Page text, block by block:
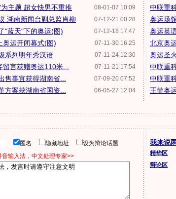
08-01-07 10:09
主题 超女快男不重推
07-12-21 00:28
湖南新闻台副总监肖柳
07-12-18 17:47
"蓝天"下的奥运(图)
07-11-30 16:25
奥运开闭幕式(图)
07-11-24 12:30
系列明年秀汉语
07-11-21 17:54
言获赠奥运110米...
07-09-20 07:52
售事宜获得湖南省...
06-05-27 12:04
方案获湖南省国资...
中联重
奥运场
奥运英
北京奥
奥运圣
中联重
中联重
王菲奥
匿名 隐藏地址
设为辩论话题
音输入法，中文处理专家>>
我来说
精华区
辩论区